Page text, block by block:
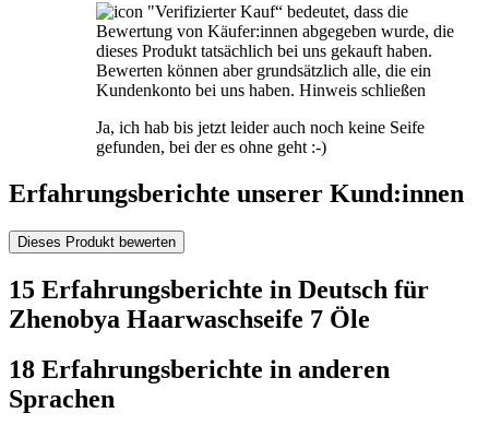
"Verifizierter Kauf“ bedeutet, dass die
Bewertung von Käufer:innen abgegeben wurde, die
dieses Produkt tatsächlich bei uns gekauft haben.
Bewerten können aber grundsätzlich alle, die ein
Kundenkonto bei uns haben. Hinweis schließen
Ja, ich hab bis jetzt leider auch noch keine Seife
gefunden, bei der es ohne geht :-)
Erfahrungsberichte unserer Kund:innen
Dieses Produkt bewerten
15 Erfahrungsberichte in Deutsch für
Zhenobya Haarwaschseife 7 Öle
18 Erfahrungsberichte in anderen
Sprachen